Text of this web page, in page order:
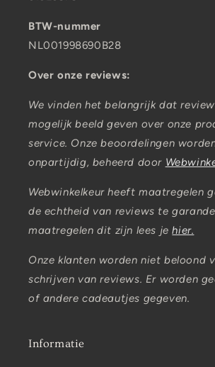
BTW-nummer
NL001998690B28
Over onze reviews:
We vinden het belangrijk dat
mogelijk beeld geven over onze
service. Onze beoordelingen
onpartijdig, beheerd door
Webwinkelkeur heeft maatregelen
de echtheid van reviews te
maatregelen dit zijn lees jehier.
Onze klanten worden niet beloond
schrijven van reviews. Er worden
of andere cadeautjes gegeven.
Informatie